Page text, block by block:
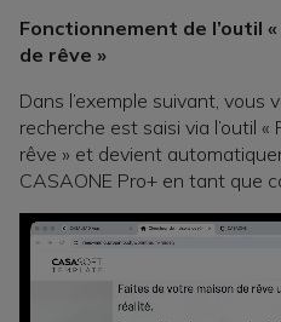
Fonctionnement de l’outil
de rêve »
Dans l’exemple suivant, vous
recherche est saisi via l’outil
rêve » et devient
CASAONE Pro+ en tant que